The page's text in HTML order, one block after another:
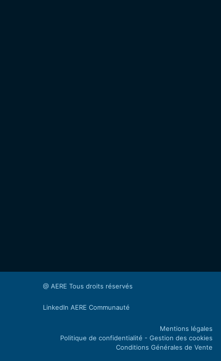
@ AERE Tous droits réservés
LinkedIn AERE Communauté
Mentions légales
Politique de confidentialité - Gestion des cookies
Conditions Générales de Vente